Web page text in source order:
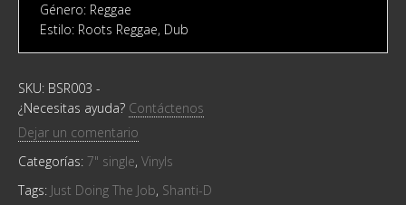
Género: Reggae
Estilo: Roots Reggae, Dub
SKU: BSR003 -
¿Necesitas ayuda? Contáctenos
Dejar un comentario
Categorías: 7" single, Vinyls
Tags: Just Doing The Job, Shanti-D